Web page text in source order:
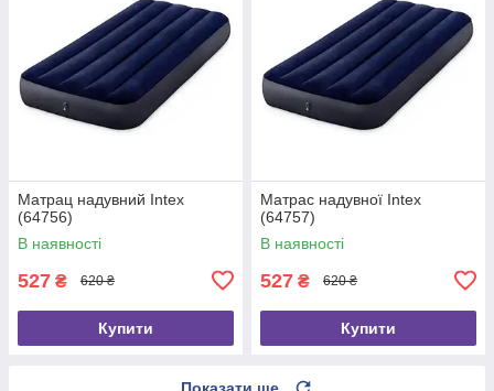
Матрац надувний Intex
(64756)
В наявності
527 ₴ 620 ₴
Купити
Матрас надувної Intex
(64757)
В наявності
527 ₴ 620 ₴
Купити